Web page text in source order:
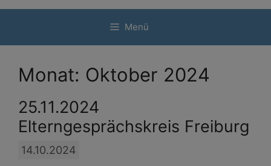
Menü
Monat: Oktober 2024
25.11.2024
Elterngesprächskreis Freiburg
14.10.2024